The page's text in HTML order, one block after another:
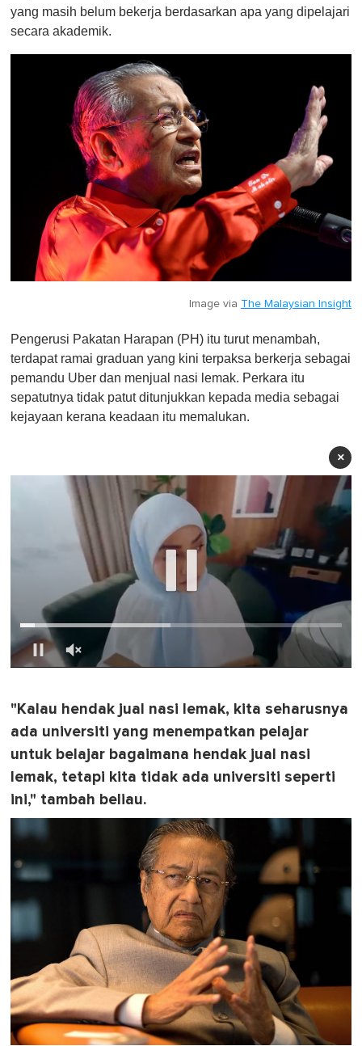
yang masih belum bekerja berdasarkan apa yang dipelajari
secara akademik.
Image via The Malaysian Insight
Pengerusi Pakatan Harapan (PH) itu turut menambah,
terdapat ramai graduan yang kini terpaksa berkerja sebagai
pemandu Uber dan menjual nasi lemak. Perkara itu
sepatutnya tidak patut ditunjukkan kepada media sebagai
kejayaan kerana keadaan itu memalukan.
×
1
i
n
,
0
"Kalau hendak jual nasi lemak, kita seharusnya
ada universiti yang menempatkan pelajar
untuk belajar bagaimana hendak jual nasi
lemak, tetapi kita tidak ada universiti seperti
ini," tambah beliau.